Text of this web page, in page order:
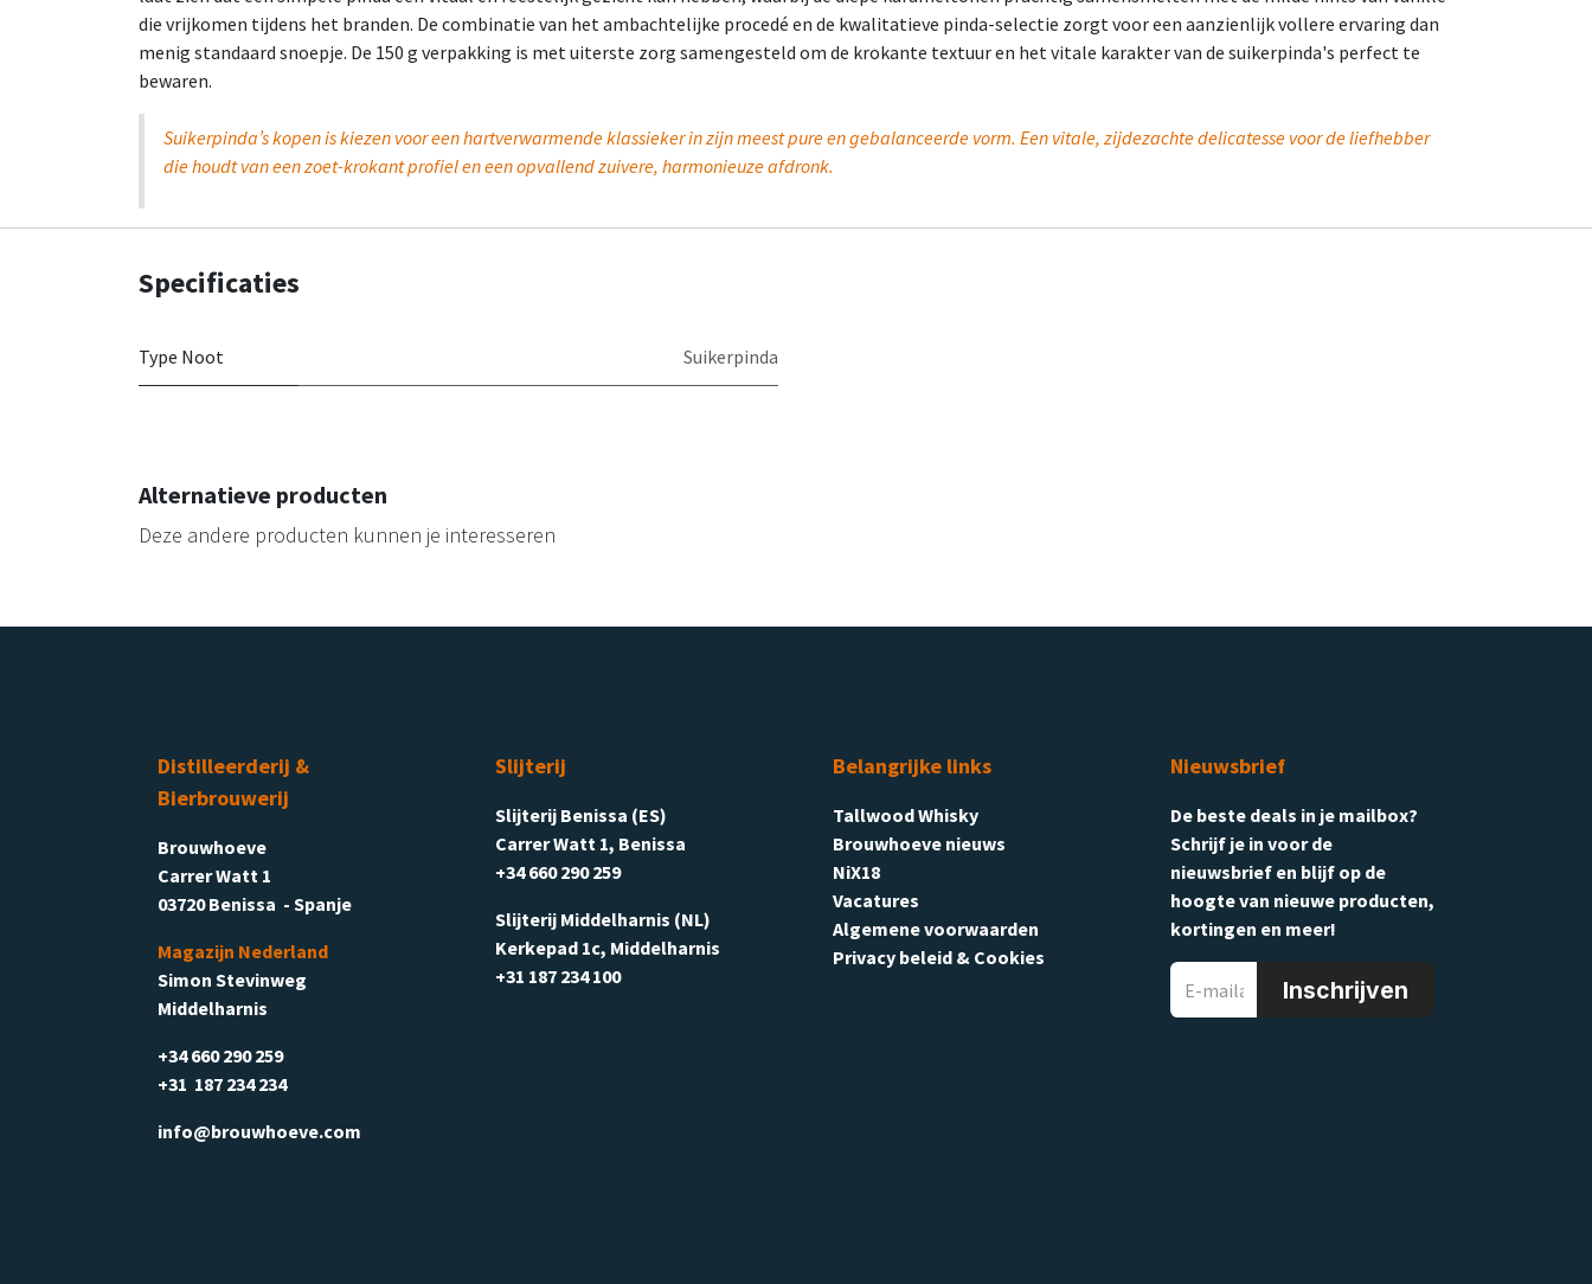
die vrijkomen tijdens het branden. De combinatie van het ambachtelijke procedé en de kwalitatieve pinda-selectie zorgt voor een aanzienlijk vollere ervaring dan
menig standaard snoepje. De 150 g verpakking is met uiterste zorg samengesteld om de krokante textuur en het vitale karakter van de suikerpinda's perfect te
bewaren.
Suikerpinda’s kopen is kiezen voor een hartverwarmende klassieker in zijn meest pure en gebalanceerde vorm. Een vitale, zijdezachte delicatesse voor de liefhebber
die houdt van een zoet-krokant profiel en een opvallend zuivere, harmonieuze afdronk.
Specificaties
Type Noot Suikerpinda
Alternatieve producten
Deze andere producten kunnen je interesseren
Distilleerderij &
Bierbrouwerij
Brouwhoeve
Carrer Watt 1
03720 Benissa - Spanje
Magazijn Nederland
Simon Stevinweg
Middelharnis
+34 660 290 259
+31 187 234 234
info@brouwhoeve.com
Slijterij
Slijterij Benissa (ES)
Carrer Watt 1, Benissa
+34 660 290 259
Slijterij Middelharnis (NL)
Kerkepad 1c, Middelharnis
+31 187 234 100
Belangrijke links
Tallwood Whisky
Brouwhoeve nieuws
NiX18
Vacatures
Algemene voorwaarden
Privacy beleid & Cookies
Nieuwsbrief
De beste deals in je mailbox?
Schrijf je in voor de
nieuwsbrief en blijf op de
hoogte van nieuwe producten,
kortingen en meer!
Inschrijven